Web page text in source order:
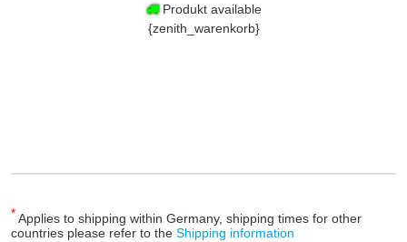
Produkt available
{zenith_warenkorb}
*Applies to shipping within Germany, shipping times for other
countries please refer to the Shipping information